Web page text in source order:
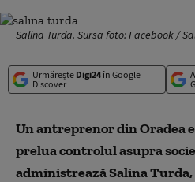
Salina Turda. Sursa foto: Facebook /
Urmărește Digi24în Google
Discover
Un antreprenor din Oradea
prelua controlul asupra
administrează Salina